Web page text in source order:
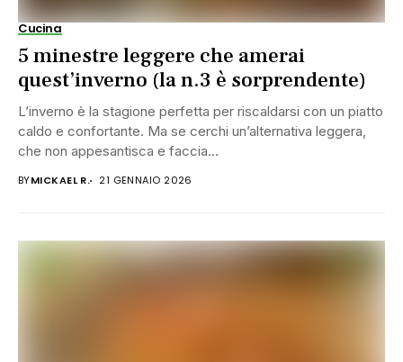
Cucina
5 minestre leggere che amerai
quest’inverno (la n.3 è sorprendente)
L’inverno è la stagione perfetta per riscaldarsi con un piatto
caldo e confortante. Ma se cerchi un’alternativa leggera,
che non appesantisca e faccia...
BYMICKAEL R. 21 GENNAIO 2026